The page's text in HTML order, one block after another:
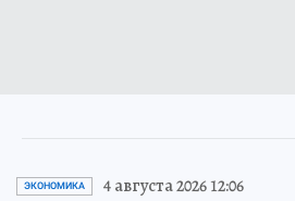
ЭКОНОМИКА 4 августа 2026 12:06